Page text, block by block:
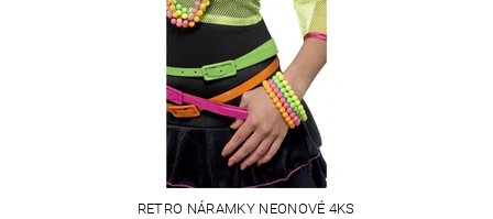
RETRO NÁRAMKY NEONOVÉ 4KS